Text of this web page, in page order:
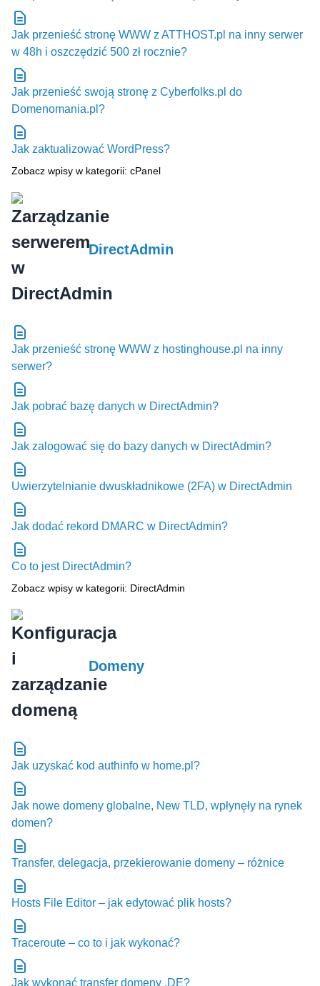
Jak przenieść stronę WWW z ATTHOST.pl na inny serwer
w 48h i oszczędzić 500 zł rocznie?
Jak przenieść swoją stronę z Cyberfolks.pl do
Domenomania.pl?
Jak zaktualizować WordPress?
Zobacz wpisy w kategorii: cPanel
DirectAdmin
Jak przenieść stronę WWW z hostinghouse.pl na inny
serwer?
Jak pobrać bazę danych w DirectAdmin?
Jak zalogować się do bazy danych w DirectAdmin?
Uwierzytelnianie dwuskładnikowe (2FA) w DirectAdmin
Jak dodać rekord DMARC w DirectAdmin?
Co to jest DirectAdmin?
Zobacz wpisy w kategorii: DirectAdmin
Domeny
Jak uzyskać kod authinfo w home.pl?
Jak nowe domeny globalne, New TLD, wpłynęły na rynek
domen?
Transfer, delegacja, przekierowanie domeny – różnice
Hosts File Editor – jak edytować plik hosts?
Traceroute – co to i jak wykonać?
Jak wykonać transfer domeny .DE?